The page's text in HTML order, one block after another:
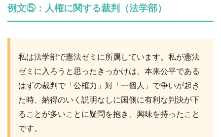
例文⑤：人権に関する裁判（法学部）
私は法学部で憲法ゼミに所属しています。私が憲法
ゼミに入ろうと思ったきっかけは、本来公平である
はずの裁判で「公権力」対「一個人」で争いが起き
た時、納得のいく説明なしに国側に有利な判決が下
ることが多いことに疑問を抱き、興味を持ったこと
です。